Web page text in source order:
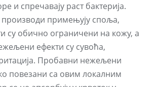
и спречавају раст бактерија.
примењују споља,
су обично ограничени на кожу, а
ефекти су сувоћа,
Пробавни нежељени
повезани са овим локалним